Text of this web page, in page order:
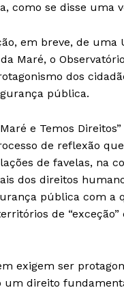
como se disse
em breve, de
Maré, o
dos
pública.
e Temos
de reflexão
de favelas, na
dos direitos
pública com a
de
exigem ser
direito